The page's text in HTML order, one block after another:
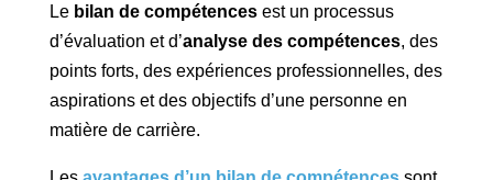
Le bilan de compétencesest un processus
d’évaluation et d’analyse des compétences, des
points forts, des expériences professionnelles, des
aspirations et des objectifs d’une personne en
matière de carrière.